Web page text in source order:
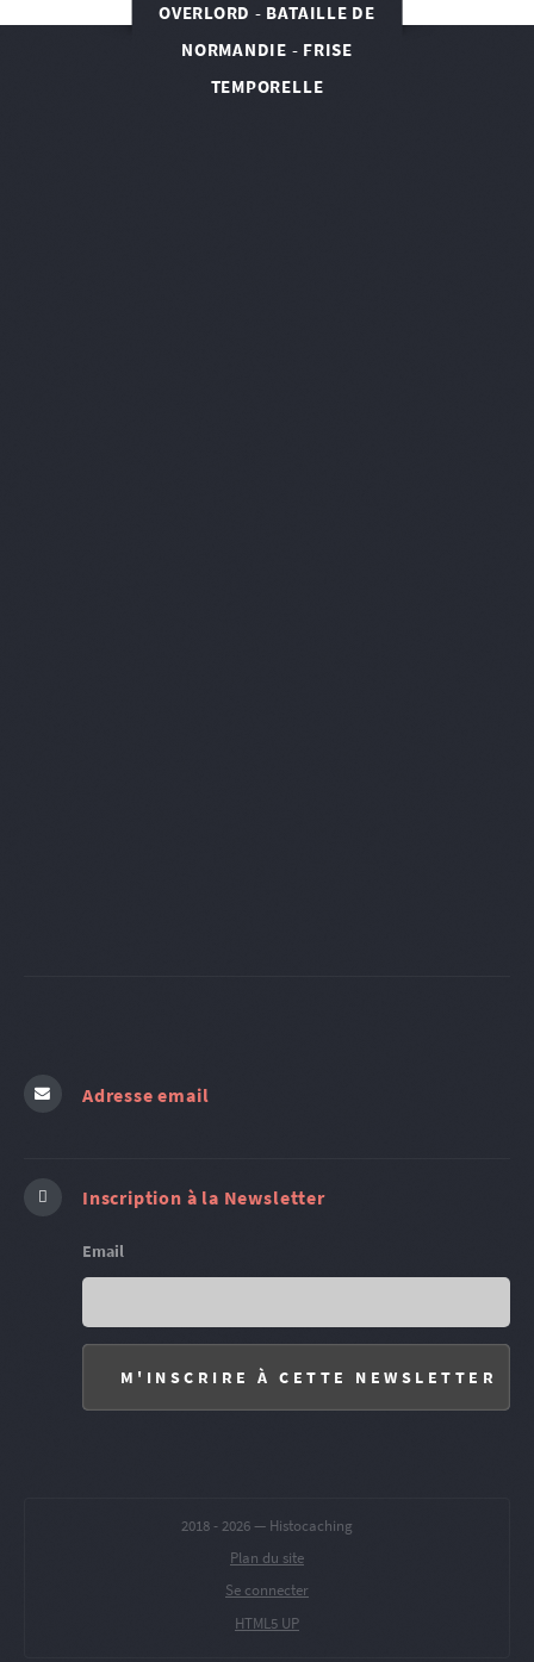
OVERLORD - BATAILLE DE
NORMANDIE - FRISE
TEMPORELLE
Adresse email
Inscription à la Newsletter
Email
2018 - 2026 — Histocaching
Plan du site
Se connecter
HTML5 UP